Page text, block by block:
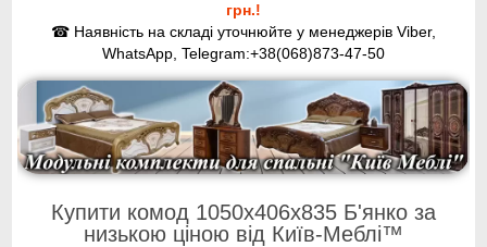
грн.!
☎ Наявність на складі уточнюйте у менеджерів Viber,
WhatsApp, Telegram:+38(068)873-47-50
Купити комод 1050х406х835 Б'янко за
низькою ціною від Київ-Меблі™